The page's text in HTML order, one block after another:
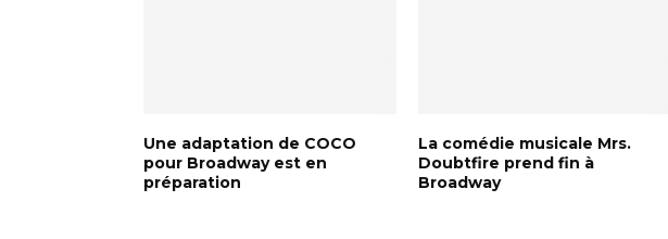
Une adaptation de COCO
pour Broadway est en
préparation
La comédie musicale Mrs.
Doubtfire prend fin à
Broadway